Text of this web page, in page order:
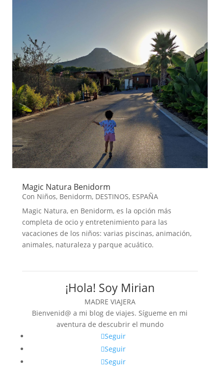
Magic Natura Benidorm
Con Niños, Benidorm, DESTINOS, ESPAÑA
Magic Natura, en Benidorm, es la opción más
completa de ocio y entretenimiento para las
vacaciones de los niños: varias piscinas, animación,
animales, naturaleza y parque acuático.
¡Hola! Soy Mirian
MADRE VIAJERA
Bienvenid@ a mi blog de viajes. Sígueme en mi
aventura de descubrir el mundo
Seguir
Seguir
Seguir